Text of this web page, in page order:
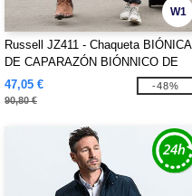
W1
Russell JZ411 - Chaqueta BIÓNICA
DE CAPARAZÓN BIÓNNICO DE
LAS DAMAS
47,05 €
90,80 €
-48%